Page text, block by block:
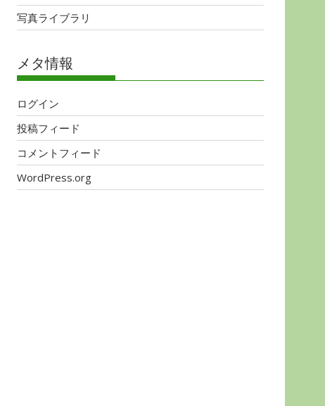
写真ライブラリ
メタ情報
ログイン
投稿フィード
コメントフィード
WordPress.org